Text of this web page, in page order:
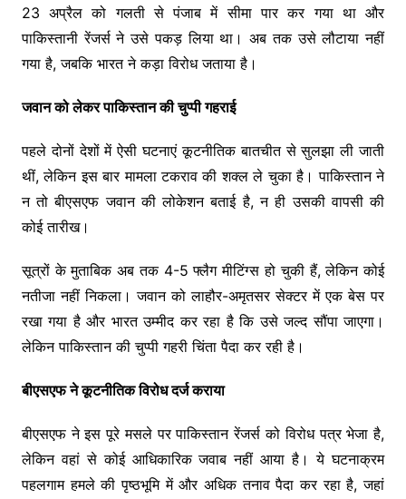
23 अप्रैल को गलती से पंजाब में सीमा पार कर गया था और
पाकिस्तानी रेंजर्स ने उसे पकड़ लिया था। अब तक उसे लौटाया नहीं
गया है, जबकि भारत ने कड़ा विरोध जताया है।
जवान को लेकर पाकिस्तान की चुप्पी गहराई
पहले दोनों देशों में ऐसी घटनाएं कूटनीतिक बातचीत से सुलझा ली जाती
थीं, लेकिन इस बार मामला टकराव की शक्ल ले चुका है। पाकिस्तान ने
न तो बीएसएफ जवान की लोकेशन बताई है, न ही उसकी वापसी की
कोई तारीख।
सूत्रों के मुताबिक अब तक 4-5 फ्लैग मीटिंग्स हो चुकी हैं, लेकिन कोई
नतीजा नहीं निकला। जवान को लाहौर-अमृतसर सेक्टर में एक बेस पर
रखा गया है और भारत उम्मीद कर रहा है कि उसे जल्द सौंपा जाएगा।
लेकिन पाकिस्तान की चुप्पी गहरी चिंता पैदा कर रही है।
बीएसएफ ने कूटनीतिक विरोध दर्ज कराया
बीएसएफ ने इस पूरे मसले पर पाकिस्तान रेंजर्स को विरोध पत्र भेजा है,
लेकिन वहां से कोई आधिकारिक जवाब नहीं आया है। ये घटनाक्रम
पहलगाम हमले की पृष्ठभूमि में और अधिक तनाव पैदा कर रहा है, जहां